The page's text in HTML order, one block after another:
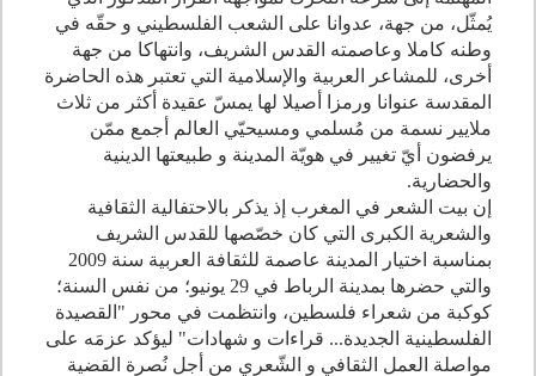
يُمثّل، من جهة، عدوانا على الشعب الفلسطيني و حقّه في
وطنه كاملا وعاصمته القدس الشريف، وانتهاكا من جهة
أخرى، للمشاعر العربية والإسلامية التي تعتبر هذه الحاضرة
المقدسة عنوانا ورمزا أصيلا لها يمسّ عقيدة أكثر من ثلاث
ملايير نسمة من مُسلمي ومسيحيّي العالم أجمع ممّن
يرفضون أيّ تغيير في هويّة المدينة و طبيعتها الدينية
والحضارية.
إن بيت الشعر في المغرب إذ يذكر بالاحتفالية الثقافية
والشعرية الكبرى التي كان خصّصها للقدس الشريف
بمناسبة اختيار المدينة عاصمة للثقافة العربية سنة 2009
والتي حضرها بمدينة الرباط في 29 يونيو؛ من نفس السنة؛
كوكبة من شعراء فلسطين، وانتظمت في محور "القصيدة
الفلسطينية الجديدة... قراءات و شهادات" ليؤكد عزمَه على
مواصلة العمل الثقافي و الشّعري من أجل نُصرة القضية